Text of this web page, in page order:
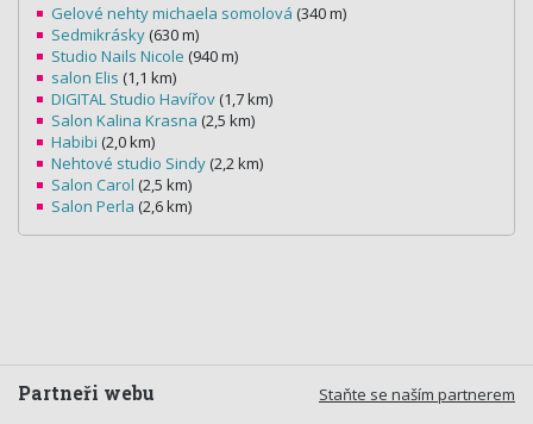
Gelové nehty michaela somolová (340 m)
Sedmikrásky (630 m)
Studio Nails Nicole (940 m)
salon Elis (1,1 km)
DIGITAL Studio Havířov (1,7 km)
Salon Kalina Krasna (2,5 km)
Habibi (2,0 km)
Nehtové studio Sindy (2,2 km)
Salon Carol (2,5 km)
Salon Perla (2,6 km)
Staňte se naším partnerem
Partneři webu